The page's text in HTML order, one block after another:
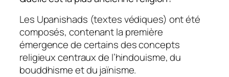
Les Upanishads (textes védiques) ont été
composés, contenant la première
émergence de certains des concepts
religieux centraux de l’hindouisme, du
bouddhisme et du jaïnisme.